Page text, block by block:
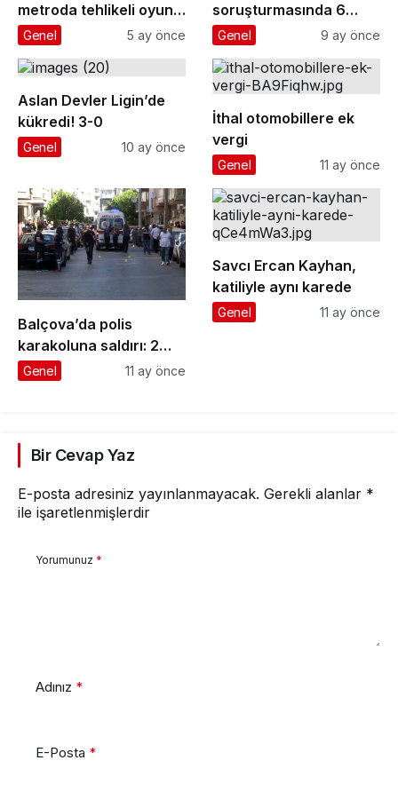
metroda tehlikeli oyunu
kameraya yansıdı
Genel 5 ay önce
soruşturmasında 6
gazeteci ’şüpheli’
Genel 9 ay önce
Aslan Devler Ligin’de
kükredi! 3-0
Genel 10 ay önce
İthal otomobillere ek
vergi
Genel 11 ay önce
Balçova’da polis
karakoluna saldırı: 2
şehit, 1 yaralı
Genel 11 ay önce
Savcı Ercan Kayhan,
katiliyle aynı karede
Genel 11 ay önce
Bir Cevap Yaz
E-posta adresiniz yayınlanmayacak. Gerekli alanlar *
ile işaretlenmişlerdir
Yorumunuz *
Adınız *
E-Posta *